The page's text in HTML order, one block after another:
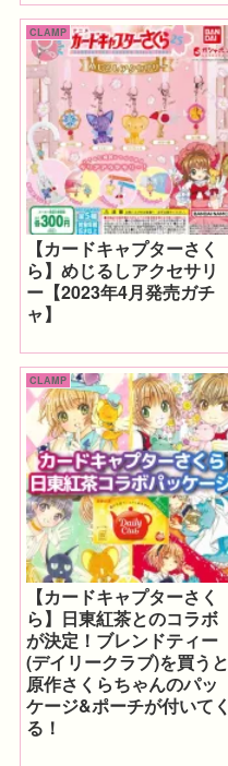
CLAMP
【カードキャプターさく
ら】めじるしアクセサリ
ー【2023年4月発売ガチ
ャ】
CLAMP
【カードキャプターさく
ら】日東紅茶とのコラボ
が決定！ブレンドティー
(デイリークラブ)を買うと
原作さくらちゃんのパッ
ケージ&ポーチが付いてく
る！